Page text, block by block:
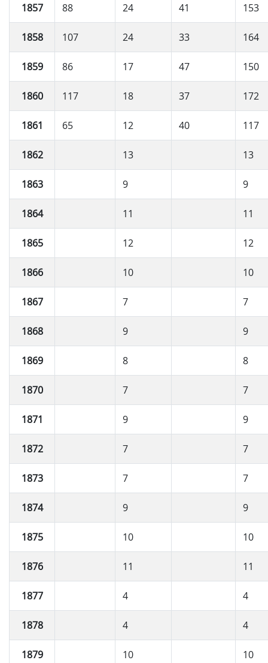
1857 88 24 41 153
1858 107 24 33 164
1859 86 17 47 150
1860 117 18 37 172
1861 65 12 40 117
1862 13 13
1863 9 9
1864 11 11
1865 12 12
1866 10 10
1867 7 7
1868 9 9
1869 8 8
1870 7 7
1871 9 9
1872 7 7
1873 7 7
1874 9 9
1875 10 10
1876 11 11
1877 4 4
1878 4 4
1879 10 10